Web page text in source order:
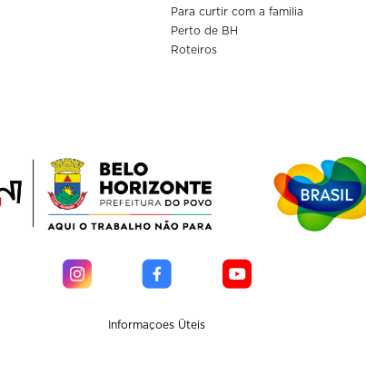
Para curtir com a familia
Perto de BH
Roteiros
Informaçoes Üteis